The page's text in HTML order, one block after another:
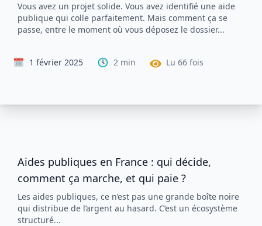
Vous avez un projet solide. Vous avez identifié une aide
publique qui colle parfaitement. Mais comment ça se
passe, entre le moment où vous déposez le dossier...
1 février 2025 2min Lu 66fois
Aides publiques en France : qui décide,
comment ça marche, et qui paie ?
Les aides publiques, ce n’est pas une grande boîte noire
qui distribue de l’argent au hasard. C’est un écosystème
structuré...